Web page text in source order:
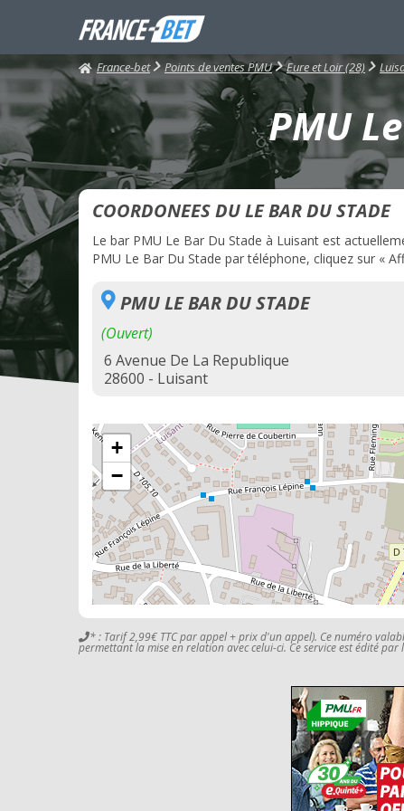
France-bet Points de ventes PMU Eure et Loir (28)
PMU
COORDONEES DU LE BAR DU STADE
Le bar PMU Le Bar Du Stade à Luisant est
PMU Le Bar Du Stade par téléphone, cliquez sur «
PMU LE BAR DU STADE
(Ouvert)
6 Avenue De La Republique
28600 - Luisant
+
−
* : Tarif 2,99€ TTC par appel + prix d'un appel). Ce numéro
permettant la mise en relation avec celui-ci. Ce service est édité par